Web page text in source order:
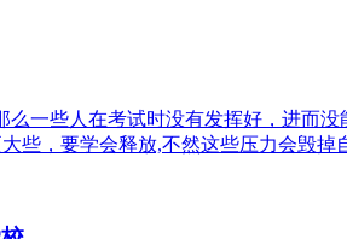
一些人在考试时没有发挥好，进而
些，要学会释放,不然这些压力会毁掉